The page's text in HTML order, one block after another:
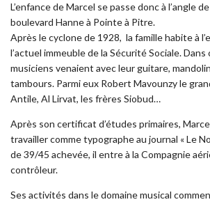
L’enfance de Marcel se passe donc à l’angle
boulevard Hanne à Pointe à Pitre.
Après le cyclone de 1928, la famille habite à
l’actuel immeuble de la Sécurité Sociale.
musiciens venaient avec leur guitare,
tambours. Parmi eux Robert Mavounzy le
Antile, Al Lirvat, les frères Siobud…
Après son certificat d’études primaires,
travailler comme typographe au journal « Le
de 39/45 achevée, il entre à la Compagnie
contrôleur.
Ses activités dans le domaine musical